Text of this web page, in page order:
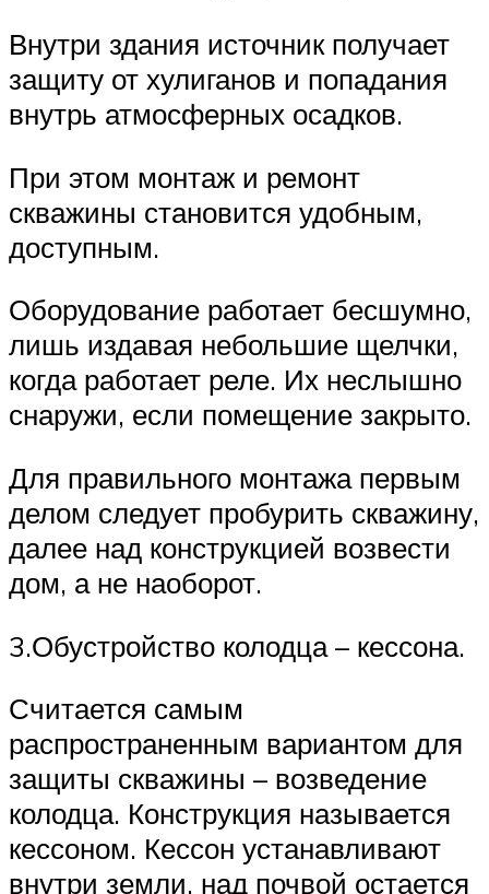
Внутри здания источник получает
защиту от хулиганов и попадания
внутрь атмосферных осадков.
При этом монтаж и ремонт
скважины становится удобным,
доступным.
Оборудование работает бесшумно,
лишь издавая небольшие щелчки,
когда работает реле. Их неслышно
снаружи, если помещение закрыто.
Для правильного монтажа первым
делом следует пробурить скважину,
далее над конструкцией возвести
дом, а не наоборот.
3.Обустройство колодца – кессона.
Считается самым
распространенным вариантом для
защиты скважины – возведение
колодца. Конструкция называется
кессоном. Кессон устанавливают
внутри земли, над почвой остается